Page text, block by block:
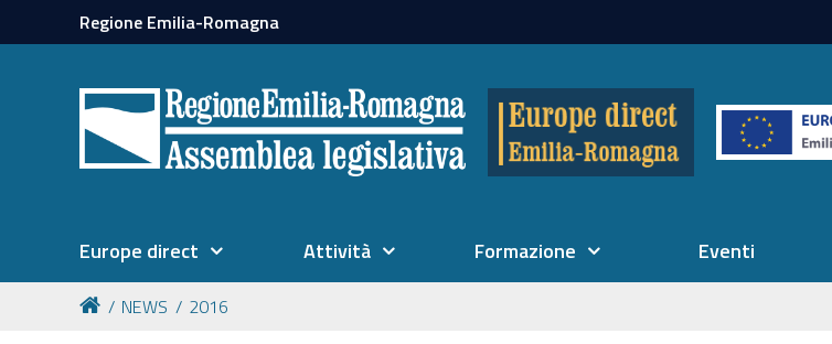
Regione Emilia-Romagna
Europe direct Attività Formazione Eventi
NEWS 2016